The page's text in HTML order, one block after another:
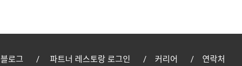
블로그 파트너 레스토랑 로그인 커리어 연락처